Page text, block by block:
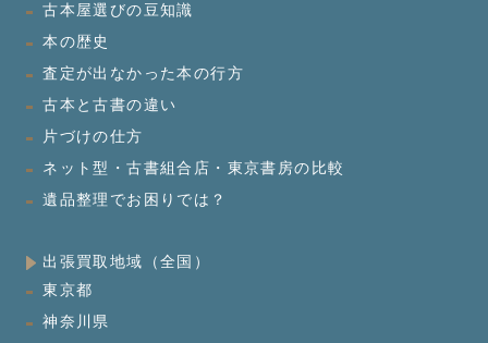
古本屋選びの豆知識
本の歴史
査定が出なかった本の行方
古本と古書の違い
片づけの仕方
ネット型・古書組合店・東京書房の比較
遺品整理でお困りでは？
出張買取地域（全国）
東京都
神奈川県